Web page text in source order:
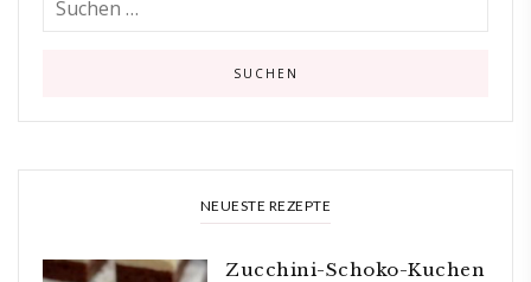
NEUESTE REZEPTE
Zucchini-Schoko-Kuchen